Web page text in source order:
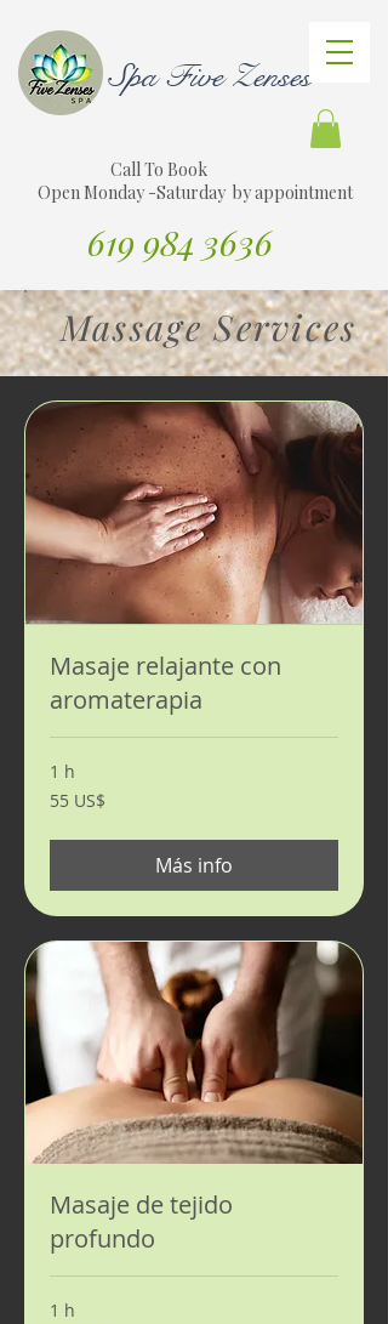
Spa Five Zenses
Call To Book
Open Monday -Saturday by appointment
619 984 3636
Traducir sitio web al español
Massage Services
Masaje relajante con
aromaterapia
1 h
55
dólares
55 US$
Más info
Masaje de tejido
profundo
1 h